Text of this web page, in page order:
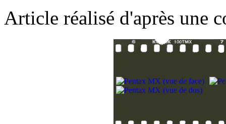
Article réalisé d'après une